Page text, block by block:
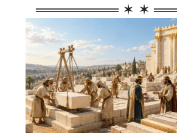
════════ ✶ ✶